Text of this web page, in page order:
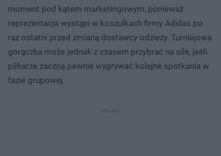
moment pod kątem marketingowym, ponieważ
reprezentacja wystąpi w koszulkach firmy Adidas po
raz ostatni przed zmianą dostawcy odzieży. Turniejowa
gorączka może jednak z czasem przybrać na sile, jeśli
piłkarze zaczną pewnie wygrywać kolejne spotkania w
fazie grupowej.